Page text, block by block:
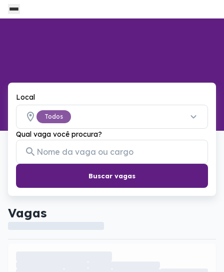
Local
Todos
Qual vaga você procura?
Buscar vagas
Vagas